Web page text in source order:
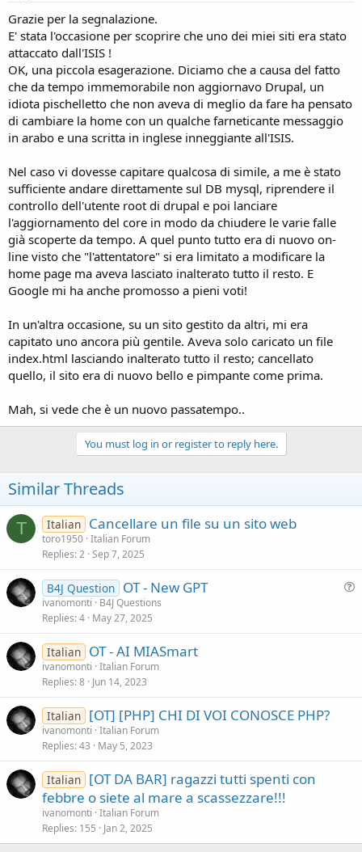
Grazie per la segnalazione.
E' stata l'occasione per scoprire che uno dei miei siti era stato
attaccato dall'ISIS !
OK, una piccola esagerazione. Diciamo che a causa del fatto
che da tempo immemorabile non aggiornavo Drupal, un
idiota pischelletto che non aveva di meglio da fare ha pensato
di cambiare la home con un qualche farneticante messaggio
in arabo e una scritta in inglese inneggiante all'ISIS.
Nel caso vi dovesse capitare qualcosa di simile, a me è stato
sufficiente andare direttamente sul DB mysql, riprendere il
controllo dell'utente root di drupal e poi lanciare
l'aggiornamento del core in modo da chiudere le varie falle
già scoperte da tempo. A quel punto tutto era di nuovo on-
line visto che "l'attentatore" si era limitato a modificare la
home page ma aveva lasciato inalterato tutto il resto. E
Google mi ha anche promosso a pieni voti!
In un'altra occasione, su un sito gestito da altri, mi era
capitato uno ancora più gentile. Aveva solo caricato un file
index.html lasciando inalterato tutto il resto; cancellato
quello, il sito era di nuovo bello e pimpante come prima.
Mah, si vede che è un nuovo passatempo..
You must log in or register to reply here.
Similar Threads
T Italian Cancellare un file su un sito web
toro1950 Italian Forum
Replies 2 Sep 7, 2025
B4J Question OT - New GPT
ivanomonti
B4J Questions
Replies 4 May 27, 2025
Italian OT - AI MIASmart
ivanomonti Italian Forum
Replies 8 Jun 14, 2023
Italian [OT] [PHP] CHI DI VOI CONOSCE PHP?
ivanomonti Italian Forum
Replies 43 May 5, 2023
Italian [OT DA BAR] ragazzi tutti spenti con
febbre o siete al mare a scassezzare!!!
ivanomonti Italian Forum
Replies 155 Jan 2, 2025